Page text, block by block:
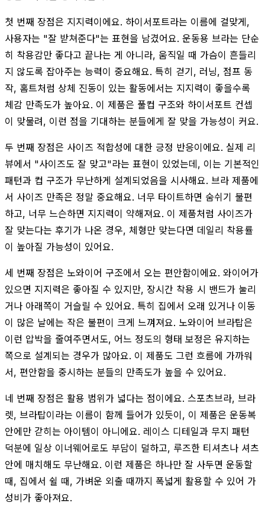
첫 번째 장점은 지지력이에요. 하이서포트라는 이름에 걸맞게,
사용자는 "잘 받쳐준다"는 표현을 남겼어요. 운동용 브라는 단순
히 착용감만 좋다고 끝나는 게 아니라, 움직일 때 가슴이 흔들리
지 않도록 잡아주는 능력이 중요해요. 특히 걷기, 러닝, 점프 동
작, 홈트처럼 상체 진동이 있는 활동에서는 지지력이 좋을수록
체감 만족도가 높아요. 이 제품은 풀컵 구조와 하이서포트 컨셉
이 맞물려, 이런 점을 기대하는 분들에게 잘 맞을 가능성이 커요.
두 번째 장점은 사이즈 적합성에 대한 긍정 반응이에요. 실제 리
뷰에서 "사이즈도 잘 맞고"라는 표현이 있었는데, 이는 기본적인
패턴과 컵 구조가 무난하게 설계되었음을 시사해요. 브라 제품에
서 사이즈 만족은 정말 중요해요. 너무 타이트하면 숨쉬기 불편
하고, 너무 느슨하면 지지력이 약해져요. 이 제품처럼 사이즈가
잘 맞는다는 후기가 나온 경우, 체형만 맞는다면 데일리 착용률
이 높아질 가능성이 있어요.
세 번째 장점은 노와이어 구조에서 오는 편안함이에요. 와이어가
있으면 지지력은 좋아질 수 있지만, 장시간 착용 시 밴드가 눌리
거나 아래쪽이 거슬릴 수 있어요. 특히 집에서 오래 있거나 이동
이 많은 날에는 작은 불편이 크게 느껴져요. 노와이어 브라탑은
이런 압박을 줄여주면서도, 어느 정도의 형태 보정은 유지하는
쪽으로 설계되는 경우가 많아요. 이 제품도 그런 흐름에 가까워
서, 편안함을 중시하는 분들의 만족도가 높을 수 있어요.
네 번째 장점은 활용 범위가 넓다는 점이에요. 스포츠브라, 브라
렛, 브라탑이라는 이름이 함께 들어가 있듯이, 이 제품은 운동복
안에만 갇히는 아이템이 아니에요. 레이스 디테일과 무지 패턴
덕분에 일상 이너웨어로도 부담이 덜하고, 루즈한 티셔츠나 셔츠
안에 매치해도 무난해요. 이런 제품은 하나만 잘 사두면 운동할
때, 집에서 쉴 때, 가벼운 외출 때까지 폭넓게 활용할 수 있어 가
성비가 좋아져요.